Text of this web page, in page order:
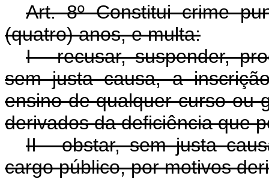
Art. 8º Constitui crime
(quatro) anos, e multa:
I - recusar, suspender,
sem justa causa, a
ensino de qualquer curso ou
derivados da deficiência que
II - obstar, sem justa
cargo público, por motivos